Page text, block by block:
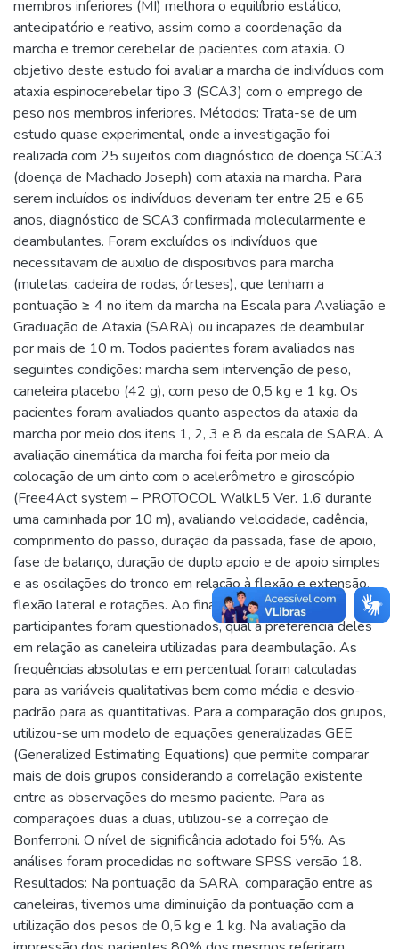
membros inferiores (MI) melhora o equilíbrio estático,
antecipatório e reativo, assim como a coordenação da
marcha e tremor cerebelar de pacientes com ataxia. O
objetivo deste estudo foi avaliar a marcha de indivíduos com
ataxia espinocerebelar tipo 3 (SCA3) com o emprego de
peso nos membros inferiores. Métodos: Trata-se de um
estudo quase experimental, onde a investigação foi
realizada com 25 sujeitos com diagnóstico de doença SCA3
(doença de Machado Joseph) com ataxia na marcha. Para
serem incluídos os indivíduos deveriam ter entre 25 e 65
anos, diagnóstico de SCA3 confirmada molecularmente e
deambulantes. Foram excluídos os indivíduos que
necessitavam de auxilio de dispositivos para marcha
(muletas, cadeira de rodas, órteses), que tenham a
pontuação ≥ 4 no item da marcha na Escala para Avaliação e
Graduação de Ataxia (SARA) ou incapazes de deambular
por mais de 10 m. Todos pacientes foram avaliados nas
seguintes condições: marcha sem intervenção de peso,
caneleira placebo (42 g), com peso de 0,5 kg e 1 kg. Os
pacientes foram avaliados quanto aspectos da ataxia da
marcha por meio dos itens 1, 2, 3 e 8 da escala de SARA. A
avaliação cinemática da marcha foi feita por meio da
colocação de um cinto com o acelerômetro e giroscópio
(Free4Act system – PROTOCOL WalkL5 Ver. 1.6 durante
uma caminhada por 10 m), avaliando velocidade, cadência,
comprimento do passo, duração da passada, fase de apoio,
fase de balanço, duração de duplo apoio e de apoio simples
e as oscilações do tronco em relação à flexão e extensão,
flexão lateral e rotações. Ao final das avaliações os
participantes foram questionados, qual a preferência deles
em relação as caneleira utilizadas para deambulação. As
frequências absolutas e em percentual foram calculadas
para as variáveis qualitativas bem como média e desvio-
padrão para as quantitativas. Para a comparação dos grupos,
utilizou-se um modelo de equações generalizadas GEE
(Generalized Estimating Equations) que permite comparar
mais de dois grupos considerando a correlação existente
entre as observações do mesmo paciente. Para as
comparações duas a duas, utilizou-se a correção de
Bonferroni. O nível de significância adotado foi 5%. As
análises foram procedidas no software SPSS versão 18.
Resultados: Na pontuação da SARA, comparação entre as
caneleiras, tivemos uma diminuição da pontuação com a
utilização dos pesos de 0,5 kg e 1 kg. Na avaliação da